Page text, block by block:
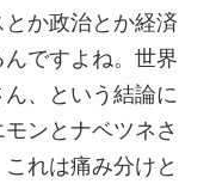
か政治とか経済
ですよね。世界
、という結論に
ンとナベツネさ
れは痛み分けと